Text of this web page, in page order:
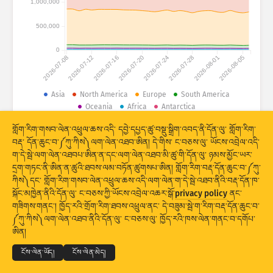
གནས་སྡུད་དྲག་གནོན༔ ཐབས་འཕྲུལ།
གྲོགས་རམ།
རྒྱལ་ཁབ་ཚུ།
གནས་སྡུད་ཆ་ཚང་།
ཚད།
སྡེ་ཚན་གྱི།
རྒྱལ་ཁབ། ངོ་རྟགས།
Stacking ཡིག་དཀྲེགས། ཉིས་བརྩེགས།
གྲུབ་འབྲས་ཚུ་རང་བཞིན་གིས་དུས་མཐུན་བཟོ།
2026-07-082026-07-122026-07-162026-07-202026-07-242026-07-282026-08-012026-08-05
0
500,000
1,000,000
Asia North America Europe
South America
Oceania
Africa Antarctica
© 2026 The Shadowserver Foundation
© 2026THE SHADOWSERVER FOUNDATION
གསང་བྱ་དང་གནས་ཚིག
ང་བཅས་ལུ་འབྲེལ་བ་འཐབ། ངོས་འཛིན།
གློག་རིག་གསབ་ལེན་འཕྲུལ་ཆས་འདི་ དབྱེ་དཔྱད་ཚུ་བསྡུ་སྒྲིག་འབད་ནི་དོན་ལུ་ གློག་རིག་
བརྡ་ དོན་ཆུང་བ་༼ཀུ་ཀིས༽ལག་ལེན་འཐབ་ཨིན། དེ་གིས་ ང་བཅས་ལུ་ ཡོངས་འབྲེལ་འདི་
ག་དེ་སྦེ་ལག་ལེན་འཐབཔ་ཨིན་ན་དང་ལག་ལེན་འཐབ་མི་ཚུ་གི་དོན་ལུ་ ཉམས་མྱོང་ཡར་
དྲག་གཏང་ནི་ཨིན་ན་ཚུའི་ཐབས་ལམ་བཏོན་ཚུགསཔ་ཨིན། གློག་རིག་བརྡ་དོན་ཆུང་བ་༼ཀུ་
ཀིས༽དང་ གློག་རིག་གསབ་ལེན་འཕྲུལ་ཆས་འདི་ལག་ལེན་ག་དེ་སྦེ་འཐབ་ནིའི་བརྡ་དོན་ཁ་
སྐོང་མཁྱེན་ནིའི་དོན་ལུ་ ང་བཅས་ཀྱི་ཡོངས་འབྲེལ་འཆར་སྒོ་privacy policy ནང་
གཟིགས་གནང་། ཁྱོད་རའི་གྲོག་རིག་ཐབས་འཕྲུལ་ནང་ དེ་བཟུམ་སྦེ་ག་རིག་བརྡ་དོན་ཆུང་བ་
༼ཀུ་ཀིས༽ལག་ལེན་འཐབ་ནིའི་དོན་ལུ་ ང་བཅས་ལུ་ ཁྱོད་རའི་ཁས་ལེན་གནང་བ་དགོཔ་
ཨིན།
ངོས་ལེན་ཡོད། ངོས་ལེན་མེད།